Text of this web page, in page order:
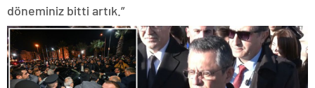
döneminiz bitti artık.”